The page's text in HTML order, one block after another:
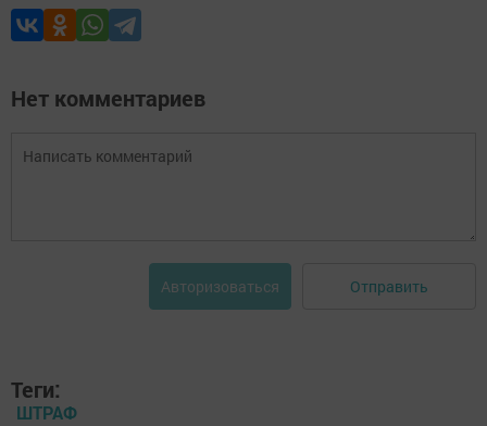
Нет комментариев
Авторизоваться Отправить
Теги:
ШТРАФ